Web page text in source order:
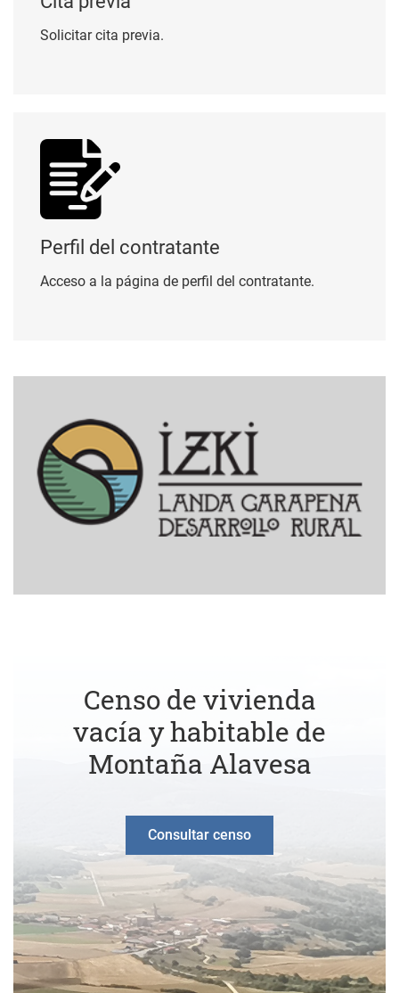
Solicitar cita previa.
Perfil del contratante
Acceso a la página de perfil del contratante.
Censo de vivienda
vacía y habitable de
Montaña Alavesa
Consultar censo